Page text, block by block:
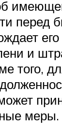
перед
его
и
того,
меры.